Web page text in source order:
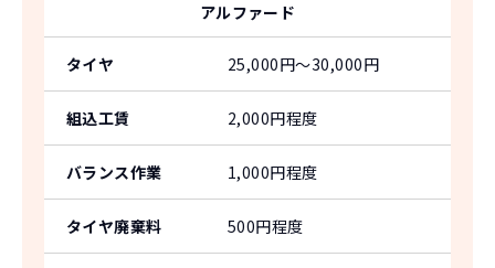
アルファード
タイヤ 25,000円〜30,000円
組込工賃 2,000円程度
バランス作業 1,000円程度
タイヤ廃棄料 500円程度